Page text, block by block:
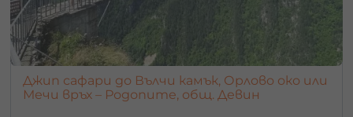
Джип сафари до Вълчи камък, Орлово око или
Мечи връх – Родопите, общ. Девин